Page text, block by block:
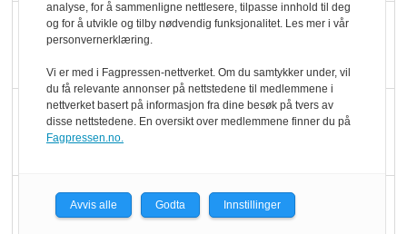
Blir enklere å velge
økologisk i butikkhylla
Kolonihagen sliter
Rapport: Økokundene
analyse, for å sammenligne nettlesere, tilpasse innhold til deg
og for å utvikle og tilby nødvendig funksjonalitet. Les mer i vår
personvernerklæring.
Vi er med i Fagpressen-nettverket. Om du samtykker under, vil
du få relevante annonser på nettstedene til medlemmene i
nettverket basert på informasjon fra dine besøk på tvers av
disse nettstedene. En oversikt over medlemmene finner du på
Fagpressen.no.
Avvis alle Godta Innstillinger